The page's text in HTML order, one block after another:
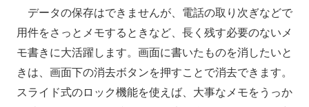
データの保存はできませんが、電話の取り次ぎなどで
用件をさっとメモするときなど、長く残す必要のないメ
モ書きに大活躍します。画面に書いたものを消したいと
きは、画面下の消去ボタンを押すことで消去できます。
スライド式のロック機能を使えば、大事なメモをうっか